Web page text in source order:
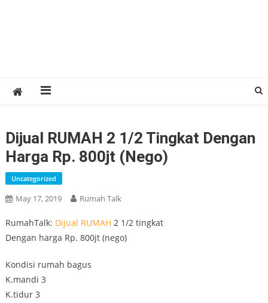
Dijual RUMAH 2 1/2 Tingkat Dengan
Harga Rp. 800jt (nego)
Uncategorized
May 17, 2019 Rumah Talk
RumahTalk: Dijual RUMAH 2 1/2 tingkat
Dengan harga Rp. 800jt (nego)
Kondisi rumah bagus
K.mandi 3
K.tidur 3